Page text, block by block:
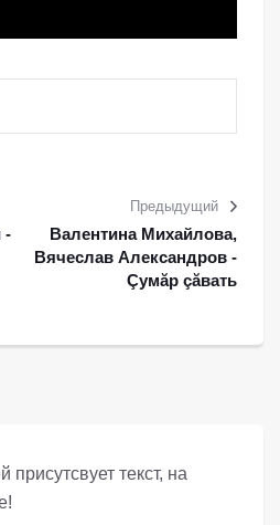
-
Предыдущий
Валентина Михайлова,
Вячеслав Александров -
Çумăр çăвать
присутсвует текст, на